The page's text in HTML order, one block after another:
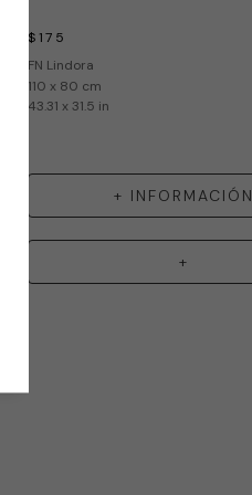
$175
FN Lindora
110 x 80 cm
43.31 x 31.5 in
+ INFORMACIÓN
+